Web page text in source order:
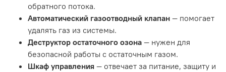
обратного потока.
Автоматический газоотводный клапан — помогает
удалять газ из системы.
Деструктор остаточного озона — нужен для
безопасной работы с остаточным газом.
Шкаф управления — отвечает за питание, защиту и